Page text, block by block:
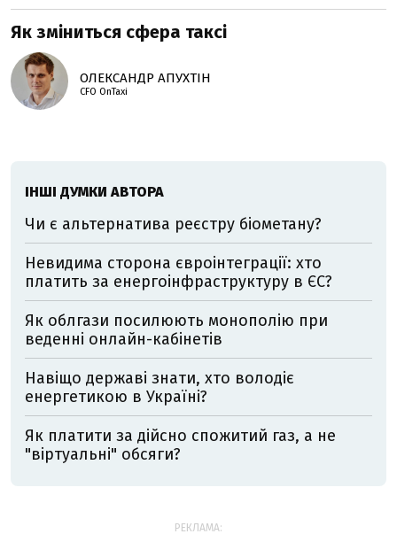
Як зміниться сфера таксі
ОЛЕКСАНДР АПУХТІН
CFO OnTaxi
ІНШІ ДУМКИ АВТОРА
Чи є альтернатива реєстру біометану?
Невидима сторона євроінтеграції: хто
платить за енергоінфраструктуру в ЄС?
Як облгази посилюють монополію при
веденні онлайн-кабінетів
Навіщо державі знати, хто володіє
енергетикою в Україні?
Як платити за дійсно спожитий газ, а не
"віртуальні" обсяги?
РЕКЛАМА: